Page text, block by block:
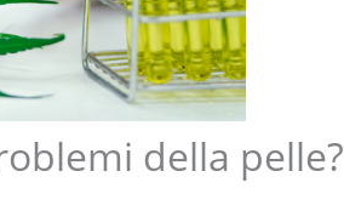
della pelle?